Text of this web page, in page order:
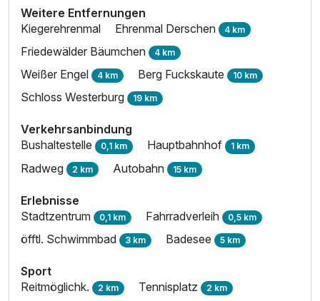
Zusatznächte
Für 4 Tage p.P. ab330,00 €
Weitere Entfernungen
Kiegerehrenmal
Ehrenmal Derschen 4 km
Friedewälder Bäumchen 4 km
Weißer Engel 4 km Berg Fuckskaute 10 km
Schloss Westerburg 19 km
Verkehrsanbindung
Bushaltestelle 0,1 km Hauptbahnhof 1 km
Radweg 2 km Autobahn 15 km
Erlebnisse
Stadtzentrum 0,1 km Fahrradverleih 0,5 km
öfftl. Schwimmbad 3 km Badesee 5 km
Sport
Reitmöglichk. 2 km Tennisplatz 2 km